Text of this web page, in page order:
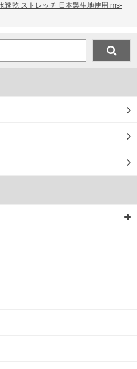
速乾 ストレッチ 日本製生地使用 ms-